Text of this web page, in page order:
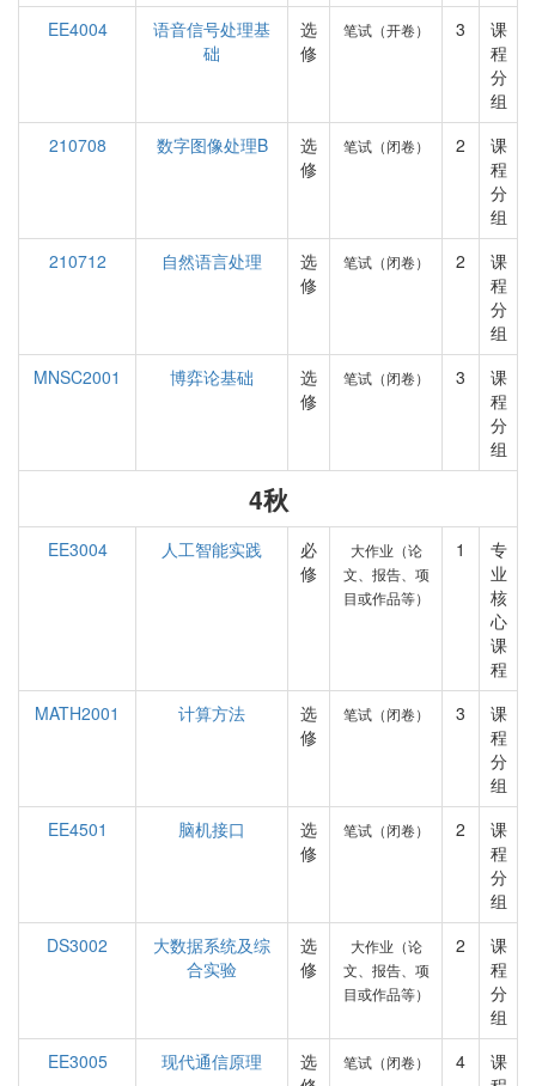
EE4004
语音信号处理基
础
选
修
笔试（开卷） 3
课
程
分
组
210708
数字图像处理B
选
修
笔试（闭卷） 2
课
程
分
组
210712
自然语言处理
选
修
笔试（闭卷） 2
课
程
分
组
MNSC2001
博弈论基础
选
修
笔试（闭卷） 3
课
程
分
组
4秋
EE3004 人工智能实践
必
修
大作业（论
文、报告、项
目或作品等）
1
专
业
核
心
课
程
MATH2001
计算方法
选
修
笔试（闭卷） 3
课
程
分
组
EE4501
脑机接口
选
修
笔试（闭卷） 2
课
程
分
组
DS3002
大数据系统及综
合实验
选
修
大作业（论
文、报告、项
目或作品等）
2
课
程
分
组
EE3005
现代通信原理
选
笔试（闭卷） 4
课